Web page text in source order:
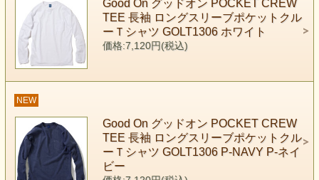
Good On グッドオン POCKET CREW
TEE 長袖 ロングスリーブポケットクル
ーＴシャツ GOLT1306 ホワイト
価格:7,120円(税込)
NEW
Good On グッドオン POCKET CREW
TEE 長袖 ロングスリーブポケットクル
ーＴシャツ GOLT1306 P-NAVY P-ネイ
ビー